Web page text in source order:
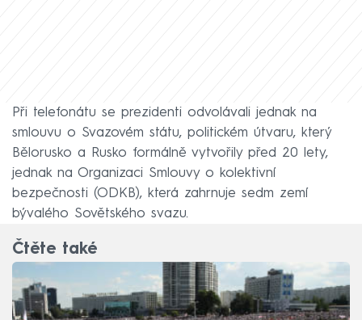
Při telefonátu se prezidenti odvolávali jednak na
smlouvu o Svazovém státu, politickém útvaru, který
Bělorusko a Rusko formálně vytvořily před 20 lety,
jednak na Organizaci Smlouvy o kolektivní
bezpečnosti (ODKB), která zahrnuje sedm zemí
bývalého Sovětského svazu.
Čtěte také